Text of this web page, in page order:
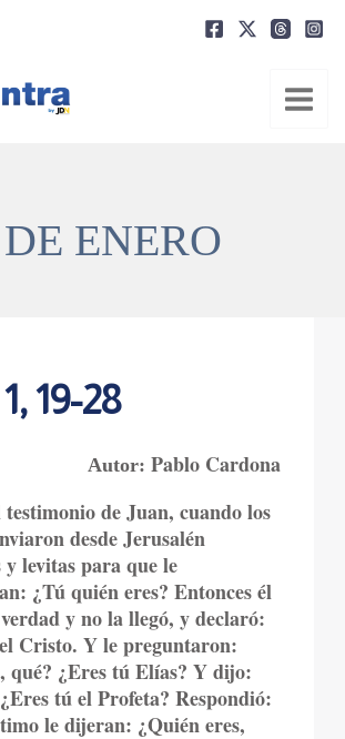
ENERO
19-28
Autor: Pablo Cardona
testimonio de Juan, cuando los
desde Jerusalén
y levitas para que le
¿Tú quién eres? Entonces él
y no la llegó, y declaró:
Cristo. Y le preguntaron:
qué? ¿Eres tú Elías? Y dijo:
tú el Profeta? Respondió:
le dijeran: ¿Quién eres,